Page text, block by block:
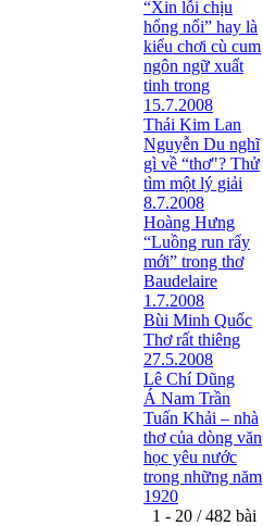
“Xin lỗi chịu
hổng nổi” hay là
kiểu chơi cù cum
ngôn ngữ xuất
tinh trong
15.7.2008
Thái Kim Lan
Nguyễn Du nghĩ
gì về “thơ"? Thử
tìm một lý giải
8.7.2008
Hoàng Hưng
“Luồng run rẩy
mới” trong thơ
Baudelaire
1.7.2008
Bùi Minh Quốc
Thơ rất thiêng
27.5.2008
Lê Chí Dũng
Á Nam Trần
Tuấn Khải – nhà
thơ của dòng văn
học yêu nước
trong những năm
1920
1 - 20 / 482 bài